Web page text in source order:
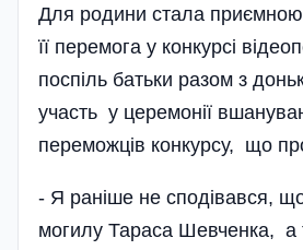
Для родини стала
її перемога у конкурсі
поспіль батьки разом з
участь у церемонії
переможців конкурсу, що
- Я раніше не сподівався,
могилу Тараса Шевченка, а